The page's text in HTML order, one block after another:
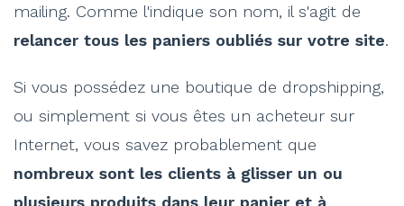
mailing. Comme l'indique son nom, il s'agit de
relancer tous les paniers oubliés sur votre site.
Si vous possédez une boutique de dropshipping,
ou simplement si vous êtes un acheteur sur
Internet, vous savez probablement que
nombreux sont les clients à glisser un ou
plusieurs produits dans leur panier et à